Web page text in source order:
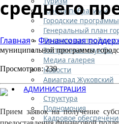
Города-побратимы
Городские программы
Генеральный план
Правила застройки и
Экстренные службы
Медиа галерея
Новости
Авиаград Жуковский
АДМИНИСТРАЦИЯ
Структура
Полномочия
Кадровое
среднего
Главная» Финансовая
муниципальной программы
Просмотров: 239
Прием заявок на получение